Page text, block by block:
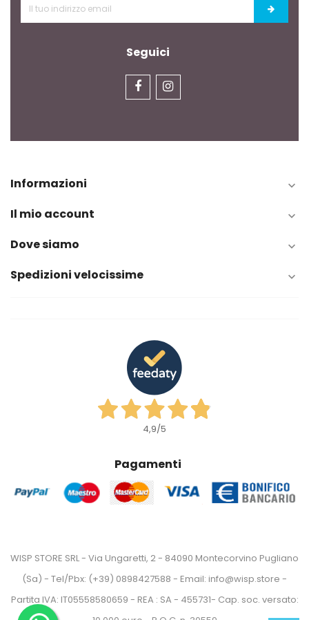
Seguici
Informazioni 
Il mio account 
Dove siamo 
Spedizioni velocissime 
4,9/5
Pagamenti
WISP STORE SRL - Via Ungaretti, 2 - 84090 Montecorvino Pugliano
(Sa) - Tel/Pbx: (+39) 0898427588 - Email: info@wisp.store -
Partita IVA: IT05558580659 - REA : SA - 455731- Cap. soc. versato: